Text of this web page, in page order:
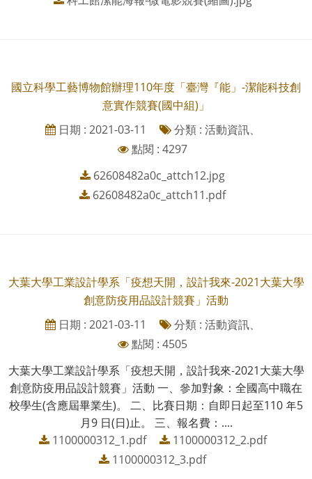
國立科學工藝博物館辦理110年度「臺灣『能」-潔能科技創
意實作競賽(國中組)」
日期 : 2021-03-11
分類 : 活動資訊、
點閱 : 4297
62608482a0c_attch12.jpg
62608482a0c_attch11.pdf
大葉大學工業設計學系「疫想天開，設計我來-2021大葉大學
創意防疫用品設計競賽」活動
日期 : 2021-03-11
分類 : 活動資訊、
點閱 : 4505
大葉大學工業設計學系「疫想天開，設計我來-2021大葉大學
創意防疫用品設計競賽」活動 一、參加對象：全國高中職在
校學生(含應屆畢業生)。 二、比賽日期：自即日起至110 年5
月9 日(日)止。 三、報名費：....
1100000312_1.pdf
1100000312_2.pdf
1100000312_3.pdf